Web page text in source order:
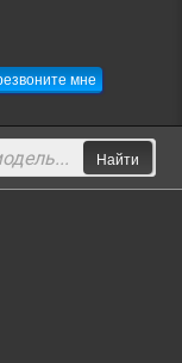
мне
Найти